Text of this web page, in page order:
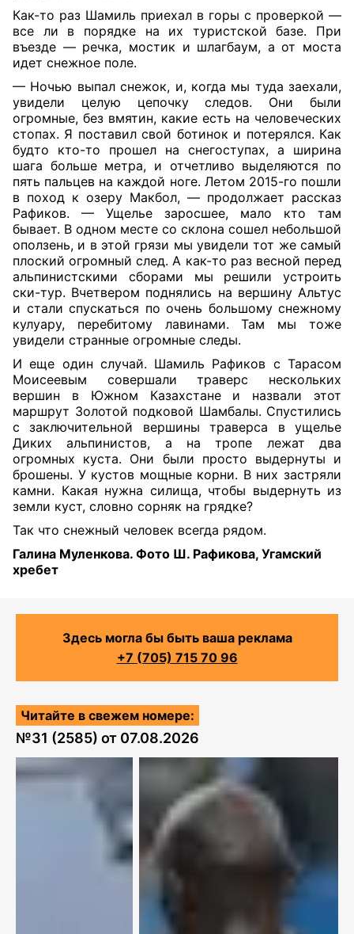
Как-то раз Шамиль приехал в горы с проверкой —
все ли в порядке на их туристской базе. При
въезде — речка, мостик и шлагбаум, а от моста
идет снежное поле.
— Ночью выпал снежок, и, когда мы туда заехали,
увидели целую цепочку следов. Они были
огромные, без вмятин, какие есть на человеческих
стопах. Я поставил свой ботинок и потерялся. Как
будто кто-то прошел на снегоступах, а ширина
шага больше метра, и отчетливо выделяются по
пять пальцев на каждой ноге. Летом 2015-го пошли
в поход к озеру Макбол, — продолжает рассказ
Рафиков. — Ущелье заросшее, мало кто там
бывает. В одном месте со склона сошел небольшой
оползень, и в этой грязи мы увидели тот же самый
плоский огромный след. А как-то раз весной перед
альпинистскими сборами мы решили устроить
ски-тур. Вчетвером поднялись на вершину Альтус
и стали спускаться по очень большому снежному
кулуару, перебитому лавинами. Там мы тоже
увидели странные огромные следы.
И еще один случай. Шамиль Рафиков с Тарасом
Моисеевым совершали траверс нескольких
вершин в Южном Казахстане и назвали этот
маршрут Золотой подковой Шамбалы. Спустились
с заключительной вершины траверса в ущелье
Диких альпинистов, а на тропе лежат два
огромных куста. Они были просто выдернуты и
брошены. У кустов мощные корни. В них застряли
камни. Какая нужна силища, чтобы выдернуть из
земли куст, словно сорняк на грядке?
Так что снежный человек всегда рядом.
Галина Муленкова. Фото Ш. Рафикова, Угамский
хребет
Здесь могла бы быть ваша реклама
+7 (705) 715 70 96
Читайте в свежем номере:
№31 (2585) от 07.08.2026